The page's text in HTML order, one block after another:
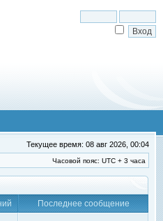
Текущее время: 08 авг 2026, 00:04
Часовой пояс: UTC + 3 часа
Последнее сообщение